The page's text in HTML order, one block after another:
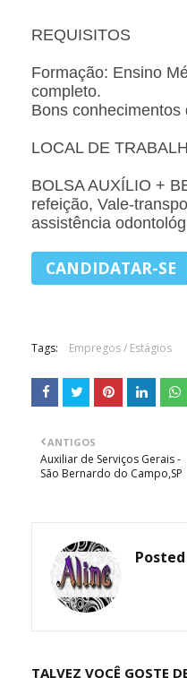
REQUISITOS
Formação: Ensino
completo.
Bons conhecimentos
LOCAL DE
BOLSA AUXÍLIO +
refeição, Vale-
assistência
Tags: Empregos / Estágios
ANTIGOS
Auxiliar de Serviços Gerais -
São Bernardo do Campo,SP
TALVEZ VOCÊ GOSTE